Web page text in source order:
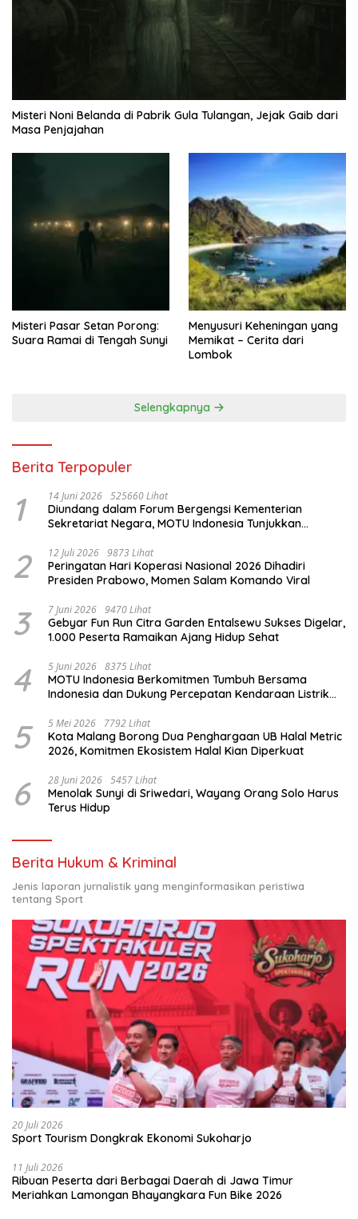
Misteri Noni Belanda di Pabrik Gula Tulangan, Jejak Gaib dari
Masa Penjajahan
Misteri Pasar Setan Porong:
Suara Ramai di Tengah Sunyi
Menyusuri Keheningan yang
Memikat – Cerita dari
Lombok
Selengkapnya
Berita Terpopuler
1 14 Juni 2026 525660 Lihat
Diundang dalam Forum Bergengsi Kementerian
Sekretariat Negara, MOTU Indonesia Tunjukkan
2 12 Juli 2026 9873 Lihat
Peringatan Hari Koperasi Nasional 2026 Dihadiri
Presiden Prabowo, Momen Salam Komando Viral
3 7 Juni 2026 9470 Lihat
Gebyar Fun Run Citra Garden Entalsewu Sukses Digelar,
1.000 Peserta Ramaikan Ajang Hidup Sehat
4 5 Juni 2026 8375 Lihat
MOTU Indonesia Berkomitmen Tumbuh Bersama
Indonesia dan Dukung Percepatan Kendaraan Listrik
5 5 Mei 2026 7792 Lihat
Kota Malang Borong Dua Penghargaan UB Halal Metric
2026, Komitmen Ekosistem Halal Kian Diperkuat
6 28 Juni 2026 5457 Lihat
Menolak Sunyi di Sriwedari, Wayang Orang Solo Harus
Terus Hidup
Berita Hukum & Kriminal
Jenis laporan jurnalistik yang menginformasikan peristiwa
tentang Sport
20 Juli 2026
Sport Tourism Dongkrak Ekonomi Sukoharjo
11 Juli 2026
Ribuan Peserta dari Berbagai Daerah di Jawa Timur
Meriahkan Lamongan Bhayangkara Fun Bike 2026